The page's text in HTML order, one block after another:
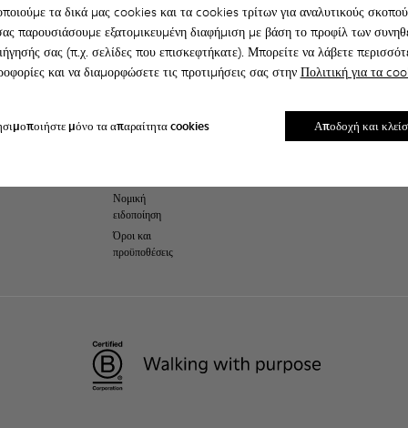
τα δικά μας cookies και τα cookies τρίτων για αναλυτικούς
παρουσιάσουμε εξατομικευμένη διαφήμιση με βάση το προφίλ των
σας (π.χ. σελίδες που επισκεφτήκατε). Μπορείτε να λάβετε
και να διαμορφώσετε τις προτιμήσεις σας στην Πολιτική για τα
μόνο τα απαραίτητα cookies Αποδοχή και
Πληρωμές
Παράδοση
Επιστροφές και
αλλαγές
προϊόντος
ερωτήσεις
Επικοινωνήστε
μαζί μας
Accessibility
Πολιτική
Νομική
ειδοποίηση
Όροι και
προϋποθέσεις
Camper Together
Social
Responsibility
Επιχειρηματικές
Take Back
ReCrafted